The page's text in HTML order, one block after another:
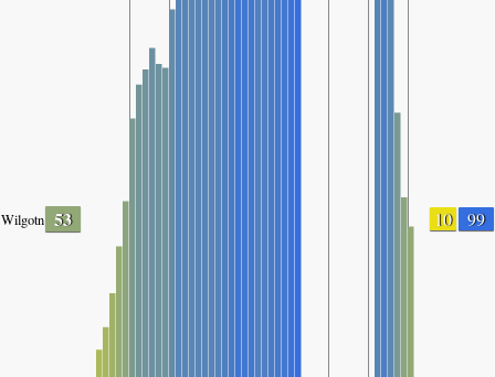
Wilgotność53 10 99